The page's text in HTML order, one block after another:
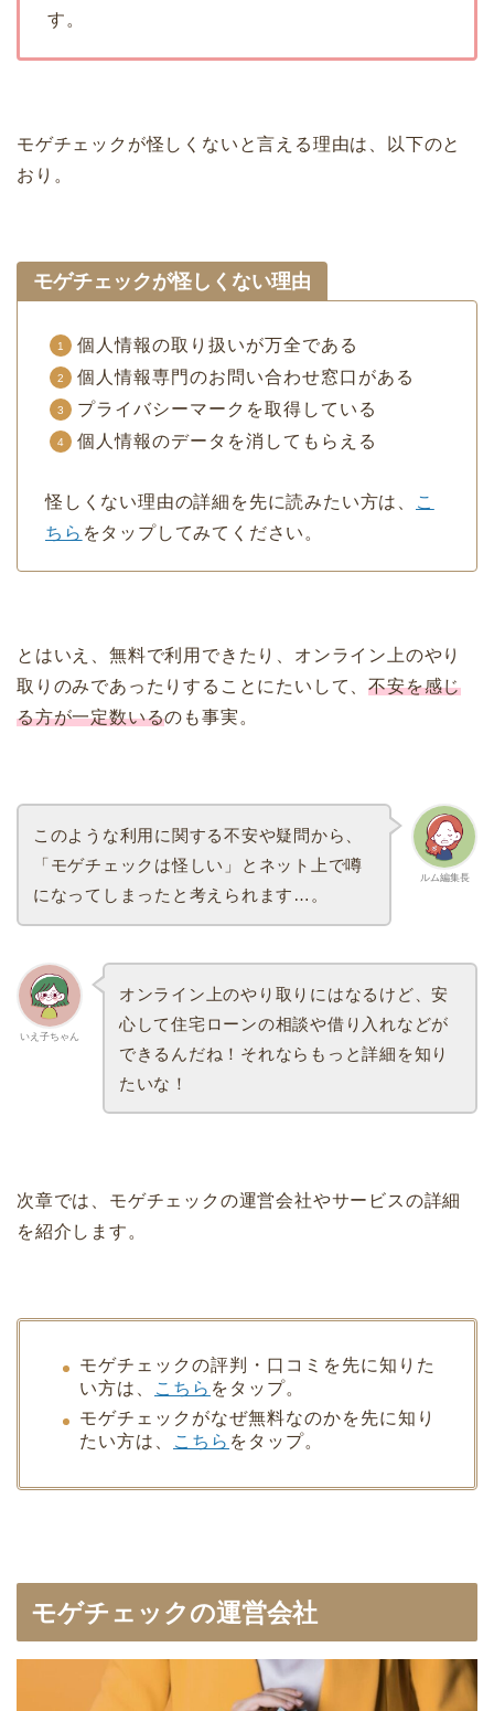
す。
モゲチェックが怪しくないと言える理由は、以下のと
おり。
モゲチェックが怪しくない理由
個人情報の取り扱いが万全である
個人情報専門のお問い合わせ窓口がある
プライバシーマークを取得している
個人情報のデータを消してもらえる
怪しくない理由の詳細を先に読みたい方は、
こ
ちら をタップしてみてください。
とはいえ、無料で利用できたり、オンライン上のやり
取りのみであったりすることにたいして、不安を感じ
る方が一定数いるのも事実。
ルム編集長
このような利用に関する不安や疑問から、
「モゲチェックは怪しい」とネット上で噂
になってしまったと考えられます…。
いえ子ちゃん
オンライン上のやり取りにはなるけど、安
心して住宅ローンの相談や借り入れなどが
できるんだね！それならもっと詳細を知り
たいな！
次章では、モゲチェックの運営会社やサービスの詳細
を紹介します。
モゲチェックの評判・口コミを先に知りた
い方は、
こちら をタップ。
モゲチェックがなぜ無料なのかを先に知り
たい方は、
こちら をタップ。
モゲチェックの運営会社